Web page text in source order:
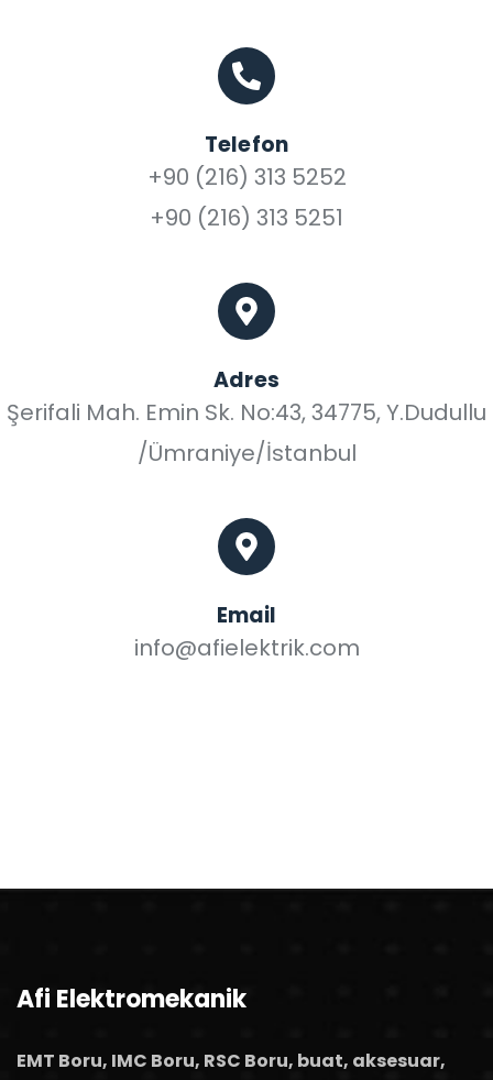
Telefon
+90 (216) 313 5252
+90 (216) 313 5251
Adres
Şerifali Mah. Emin Sk. No:43, 34775, Y.Dudullu
/Ümraniye/İstanbul
Email
info@afielektrik.com
Afi Elektromekanik
EMT Boru, IMC Boru, RSC Boru, buat, aksesuar,